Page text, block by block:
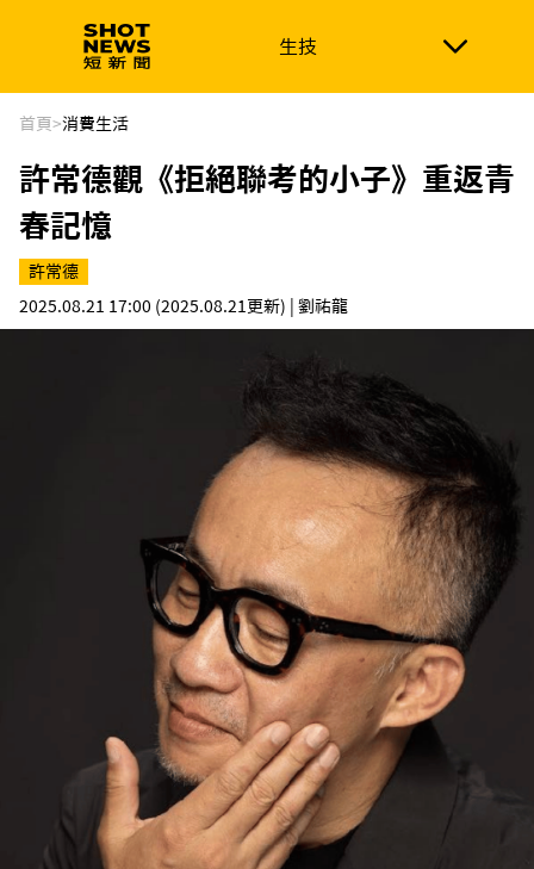
生技
生技 政治
新南向 體育
首頁>消費生活
許常德觀《拒絕聯考的小子》重返青
春記憶
許常德
2025.08.21 17:00 (2025.08.21更新) | 劉祐龍